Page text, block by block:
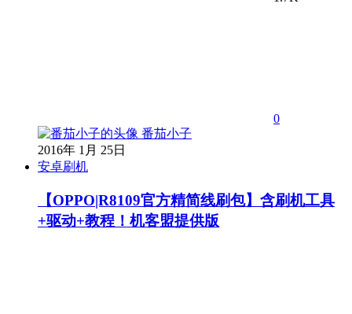
0
番茄小子
2016年 1月 25日
安卓刷机
【OPPO|R8109官方精简线刷包】含刷机工具
+驱动+教程！机客盟提供版